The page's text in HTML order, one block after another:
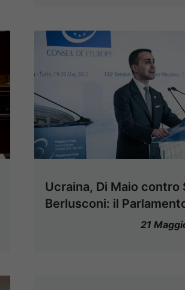
Ucraina, Di Maio contro
Berlusconi: il
21